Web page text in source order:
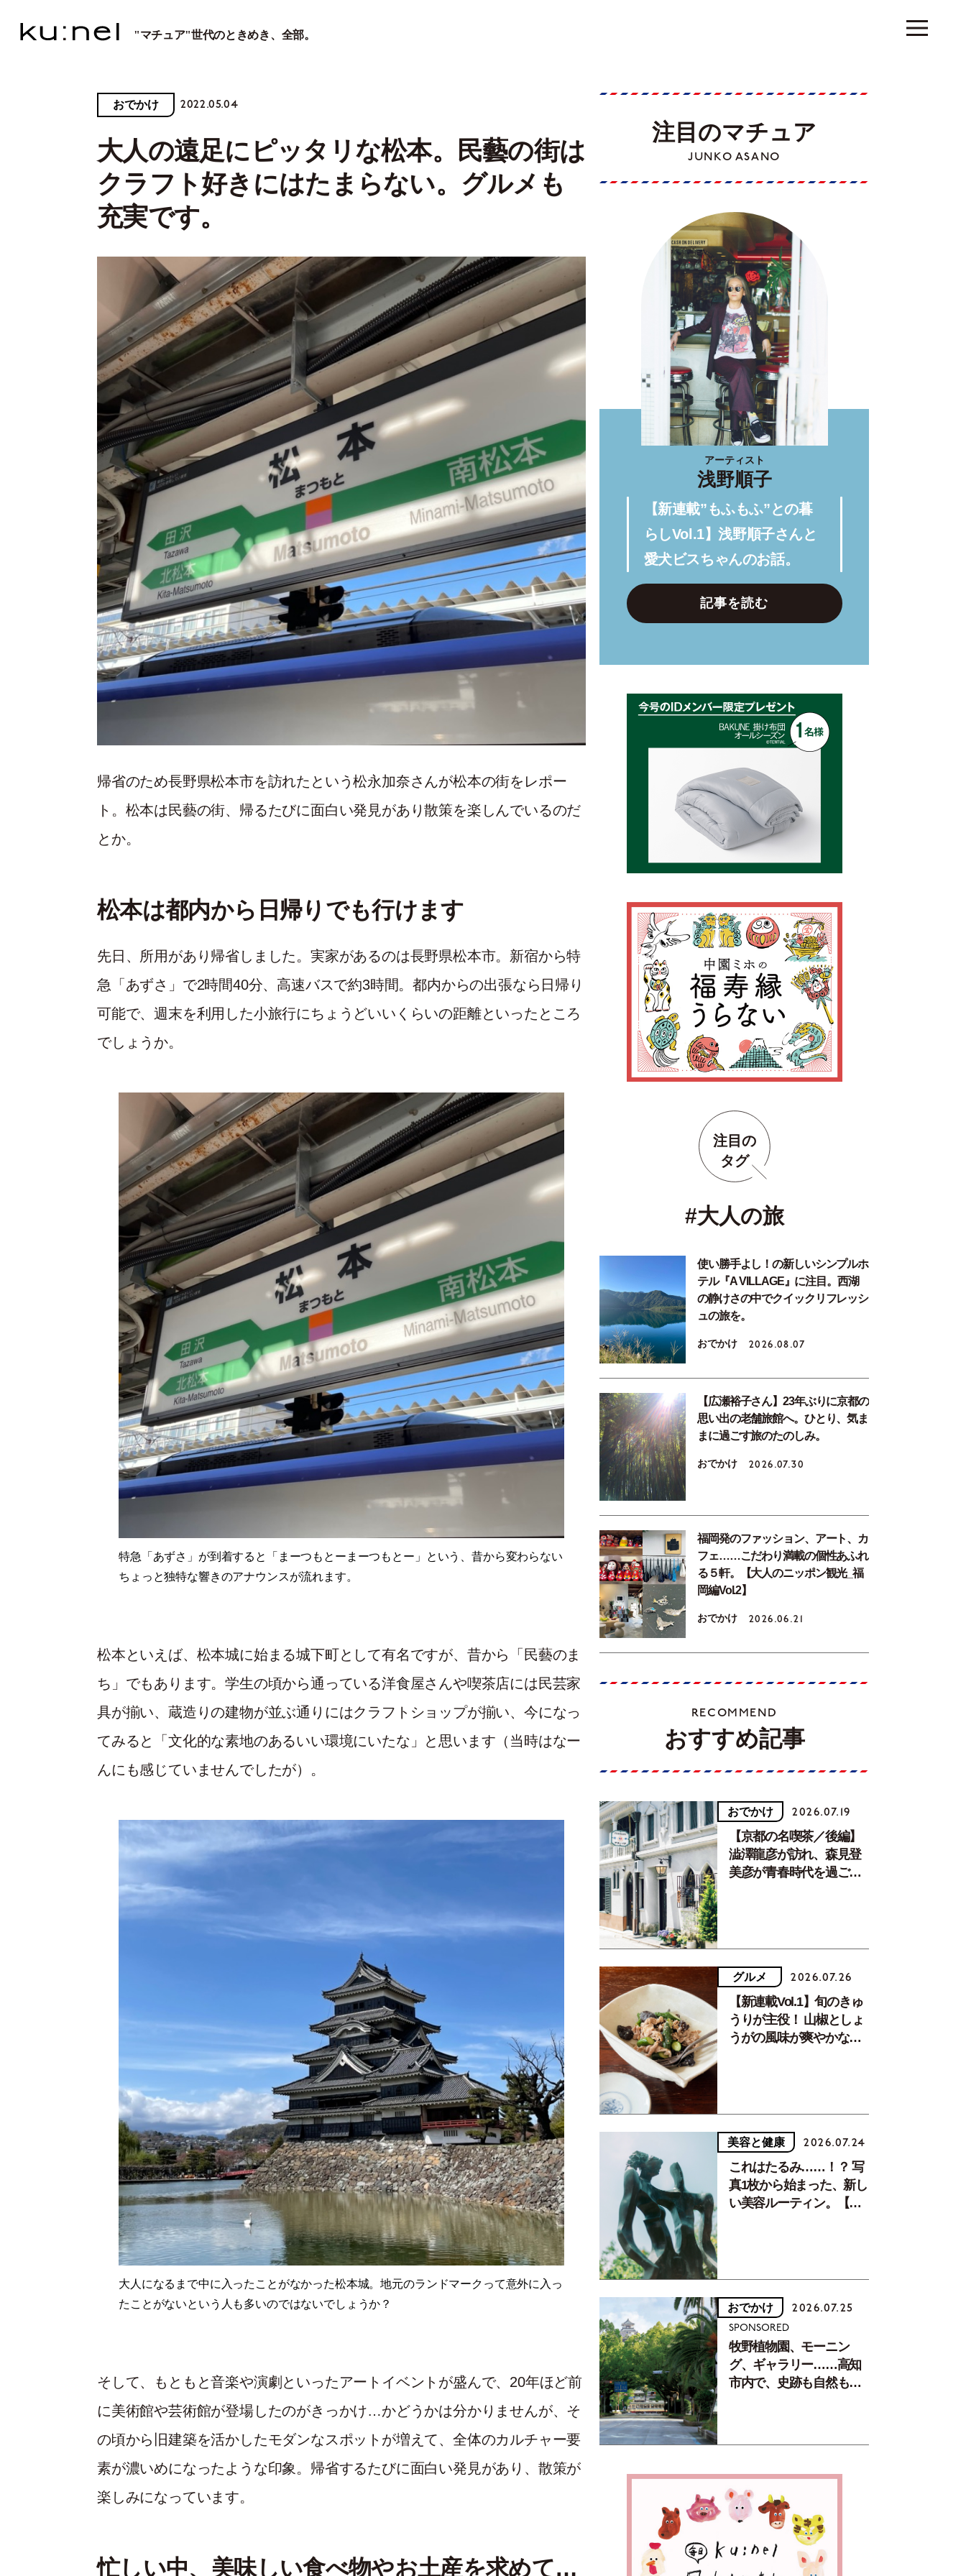
"マチュア"世代のときめき、全部。
おでかけ 2022.05.04
大人の遠足にピッタリな松本。民藝の街は
クラフト好きにはたまらない。グルメも
充実です。
帰省のため長野県松本市を訪れたという松永加奈さんが松本の街をレポー
ト。松本は民藝の街、帰るたびに面白い発見があり散策を楽しんでいるのだ
とか。
松本は都内から日帰りでも行けます
先日、所用があり帰省しました。実家があるのは長野県松本市。新宿から特
急「あずさ」で2時間40分、高速バスで約3時間。都内からの出張なら日帰り
可能で、週末を利用した小旅行にちょうどいいくらいの距離といったところ
でしょうか。
特急「あずさ」が到着すると「まーつもとーまーつもとー」という、昔から変わらない
ちょっと独特な響きのアナウンスが流れます。
松本といえば、松本城に始まる城下町として有名ですが、昔から「民藝のま
ち」でもあります。学生の頃から通っている洋食屋さんや喫茶店には民芸家
具が揃い、蔵造りの建物が並ぶ通りにはクラフトショップが揃い、今になっ
てみると「文化的な素地のあるいい環境にいたな」と思います（当時はなー
んにも感じていませんでしたが）。
大人になるまで中に入ったことがなかった松本城。地元のランドマークって意外に入っ
たことがないという人も多いのではないでしょうか？
そして、もともと音楽や演劇といったアートイベントが盛んで、20年ほど前
に美術館や芸術館が登場したのがきっかけ…かどうかは分かりませんが、そ
の頃から旧建築を活かしたモダンなスポットが増えて、全体のカルチャー要
素が濃いめになったような印象。帰省するたびに面白い発見があり、散策が
楽しみになっています。
忙しい中、美味しい食べ物やお土産を求めて…
注目のマチュア
JUNKO ASANO
アーティスト
浅野順子
【新連載”もふもふ”との暮
らしVol.1】浅野順子さんと
愛犬ビスちゃんのお話。
記事を読む
注目の
タグ
#大人の旅
使い勝手よし！の新しいシンプルホ
テル『A VILLAGE』に注目。西湖
の静けさの中でクイックリフレッシ
ュの旅を。
おでかけ 2026.08.07
【広瀬裕子さん】23年ぶりに京都の
思い出の老舗旅館へ。ひとり、気ま
まに過ごす旅のたのしみ。
おでかけ 2026.07.30
福岡発のファッション、アート、カ
フェ……こだわり満載の個性あふれ
る５軒。【大人のニッポン観光_福
岡編Vol.2】
おでかけ 2026.06.21
RECOMMEND
おすすめ記事
おでかけ 2026.07.19
【京都の名喫茶／後編】
澁澤龍彦が訪れ、森見登
美彦が青春時代を過ごし
グルメ 2026.07.26
【新連載Vol.1】旬のきゅ
うりが主役！ 山椒としょ
うがの風味が爽やかな、
美容と健康 2026.07.24
これはたるみ……！？ 写
真1枚から始まった、新し
い美容ルーティン。【中
おでかけ 2026.07.25
SPONSORED
牧野植物園、モーニン
グ、ギャラリー……高知
市内で、史跡も自然もグ